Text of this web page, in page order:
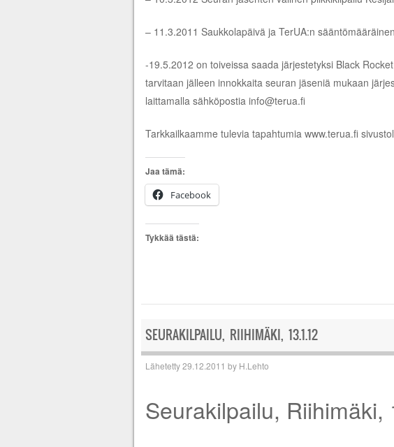
– 11.3.2011 Saukkolapäivä ja TerUA:n
-19.5.2012 on toiveissa saada järjestetyksi Black
tarvitaan jälleen innokkaita seuran jäseniä mukaan
laittamalla sähköpostia info@terua.fi
Tarkkailkaamme tulevia tapahtumia www.terua.fi
Jaa tämä:
Facebook
Tykkää tästä:
SEURAKILPAILU, RIIHIMÄKI, 13.1.12
Lähetetty29.12.2011 by H.Lehto
Seurakilpailu, Riihimäki,